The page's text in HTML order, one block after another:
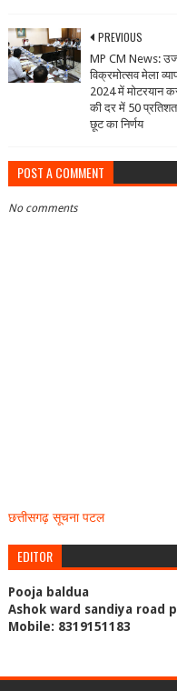
PREVIOUS
MP CM News:
विक्रमोत्सव मेला
2024 में मोटरयान
की दर में 50
छूट का निर्णय
POST A COMMENT
No comments
छत्तीसगढ़ सूचना पटल
EDITOR
Pooja baldua
Ashok ward sandiya road
Mobile: 8319151183